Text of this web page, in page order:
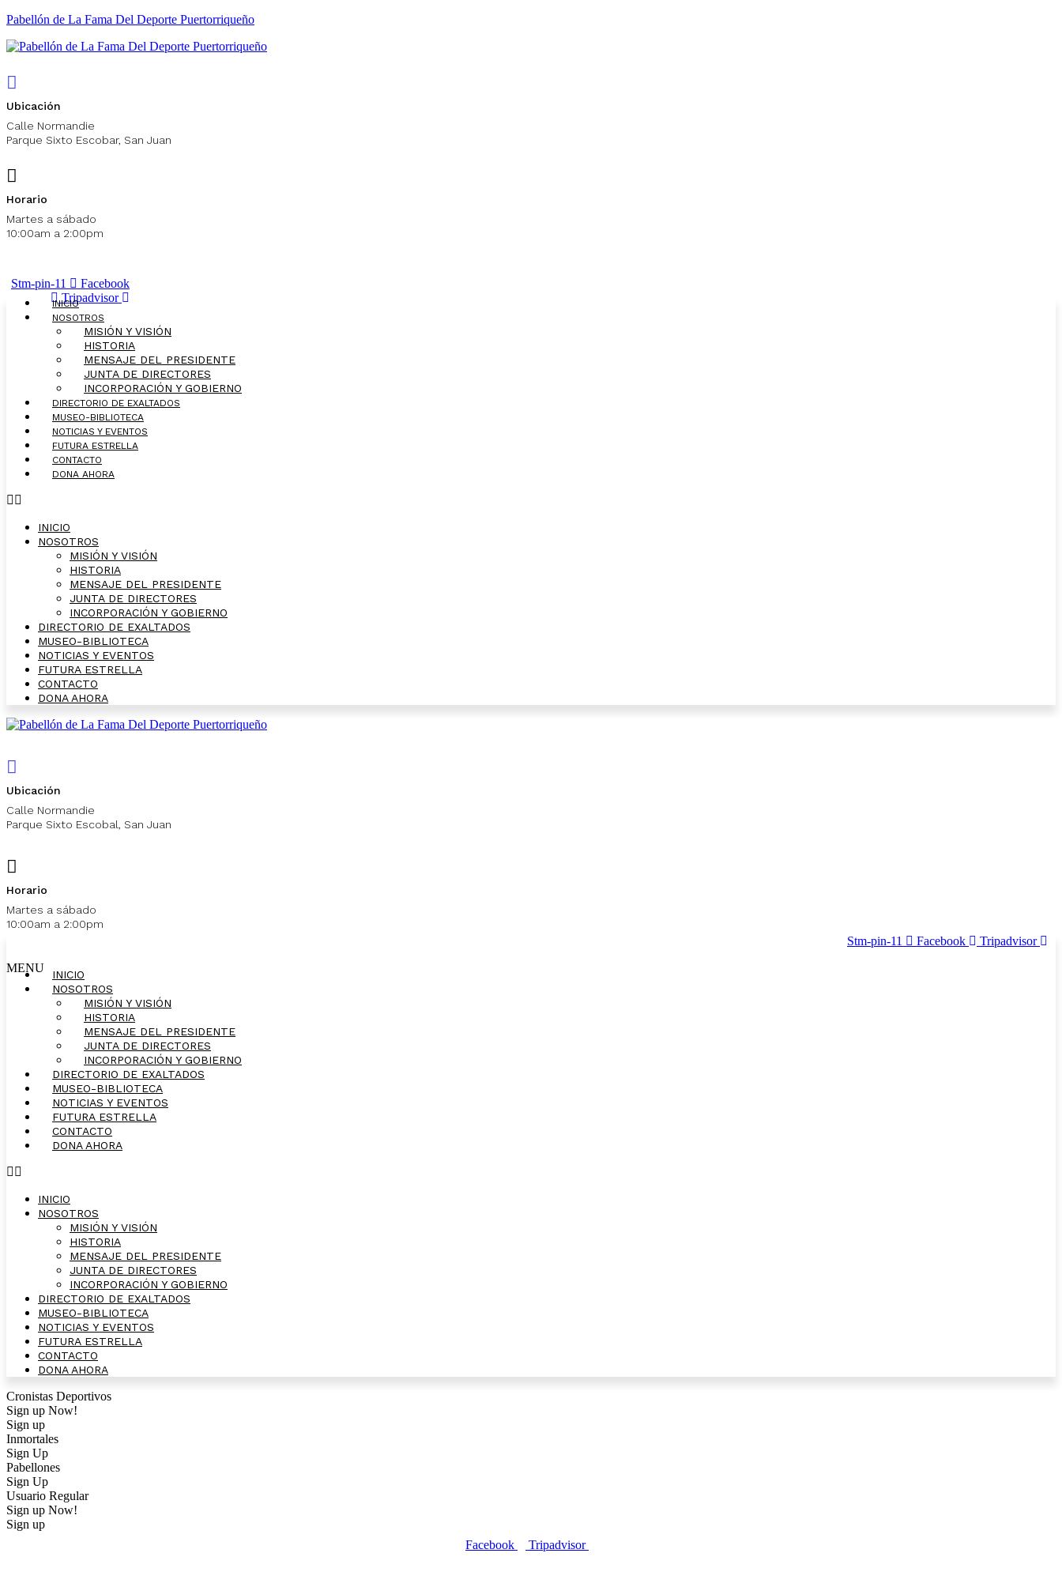
Pabellón de La Fama Del ​Deporte Puertorriqueño
Ubicación
Calle Normandie
Parque Sixto Escobar, San Juan
Horario
Martes a sábado
10:00am a 2:00pm
Stm-pin-11
Facebook
Tripadvisor
INICIO
NOSOTROS
MISIÓN Y VISIÓN
HISTORIA
MENSAJE DEL PRESIDENTE
JUNTA DE DIRECTORES
INCORPORACIÓN Y GOBIERNO
DIRECTORIO DE EXALTADOS
MUSEO-BIBLIOTECA
NOTICIAS Y EVENTOS
FUTURA ESTRELLA
CONTACTO
DONA AHORA
INICIO
NOSOTROS
MISIÓN Y VISIÓN
HISTORIA
MENSAJE DEL PRESIDENTE
JUNTA DE DIRECTORES
INCORPORACIÓN Y GOBIERNO
DIRECTORIO DE EXALTADOS
MUSEO-BIBLIOTECA
NOTICIAS Y EVENTOS
FUTURA ESTRELLA
CONTACTO
DONA AHORA
Ubicación
Calle Normandie
Parque Sixto Escobal, San Juan
Horario
Martes a sábado
10:00am a 2:00pm
Stm-pin-11 Facebook
Tripadvisor
MENU
INICIO
NOSOTROS
MISIÓN Y VISIÓN
HISTORIA
MENSAJE DEL PRESIDENTE
JUNTA DE DIRECTORES
INCORPORACIÓN Y GOBIERNO
DIRECTORIO DE EXALTADOS
MUSEO-BIBLIOTECA
NOTICIAS Y EVENTOS
FUTURA ESTRELLA
CONTACTO
DONA AHORA
INICIO
NOSOTROS
MISIÓN Y VISIÓN
HISTORIA
MENSAJE DEL PRESIDENTE
JUNTA DE DIRECTORES
INCORPORACIÓN Y GOBIERNO
DIRECTORIO DE EXALTADOS
MUSEO-BIBLIOTECA
NOTICIAS Y EVENTOS
FUTURA ESTRELLA
CONTACTO
DONA AHORA
Cronistas Deportivos
Sign up Now!
Sign up
Inmortales
Sign Up
Pabellones
Sign Up
Usuario Regular
Sign up Now!
Sign up
Facebook
Tripadvisor